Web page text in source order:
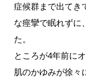
症候群まで出てき
な痙攣で眠れずに
た。
ところが4年前に
肌のかゆみが徐々